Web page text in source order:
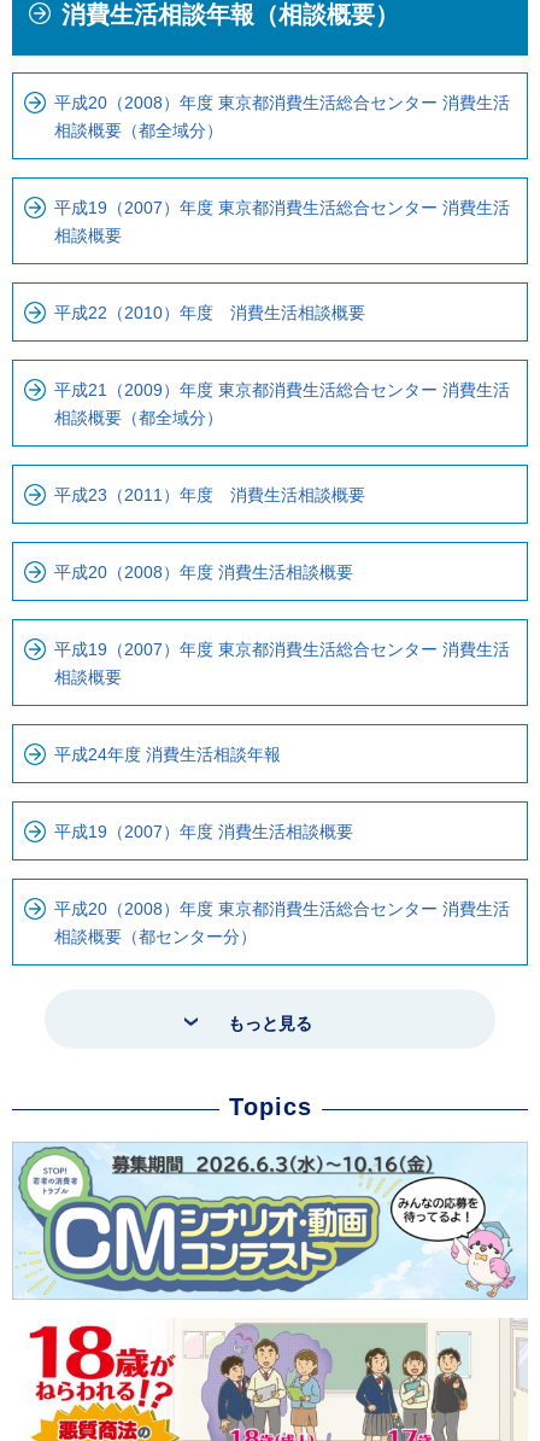
ま
で
す
ロ
カ
ル
ビ
で
消費生活相談年報（相談概要）
平成20（2008）年度 東京都消費生活総合センター 消費生活
相談概要（都全域分）
平成19（2007）年度 東京都消費生活総合センター 消費生活
相談概要
平成22（2010）年度 消費生活相談概要
平成21（2009）年度 東京都消費生活総合センター 消費生活
相談概要（都全域分）
平成23（2011）年度 消費生活相談概要
平成20（2008）年度 消費生活相談概要
平成19（2007）年度 東京都消費生活総合センター 消費生活
相談概要
平成24年度 消費生活相談年報
平成19（2007）年度 消費生活相談概要
平成20（2008）年度 東京都消費生活総合センター 消費生活
相談概要（都センター分）
もっと見る
Topics